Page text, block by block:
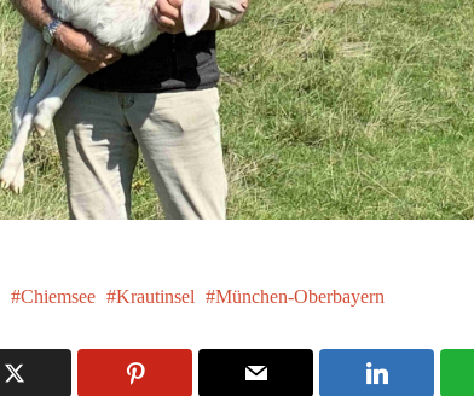
Chiemsee Krautinsel München-Oberbayern